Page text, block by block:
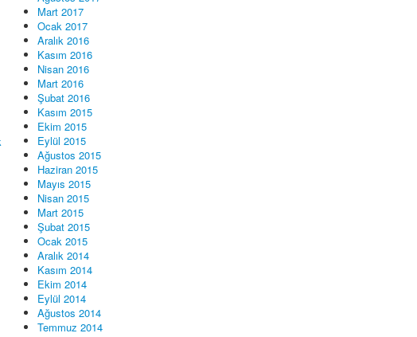
Mart 2017
Ocak 2017
Aralık 2016
Kasım 2016
Nisan 2016
Mart 2016
Şubat 2016
Kasım 2015
Ekim 2015
Eylül 2015
Ağustos 2015
Haziran 2015
Mayıs 2015
Nisan 2015
Mart 2015
Şubat 2015
Ocak 2015
Aralık 2014
Kasım 2014
Ekim 2014
Eylül 2014
Ağustos 2014
Temmuz 2014